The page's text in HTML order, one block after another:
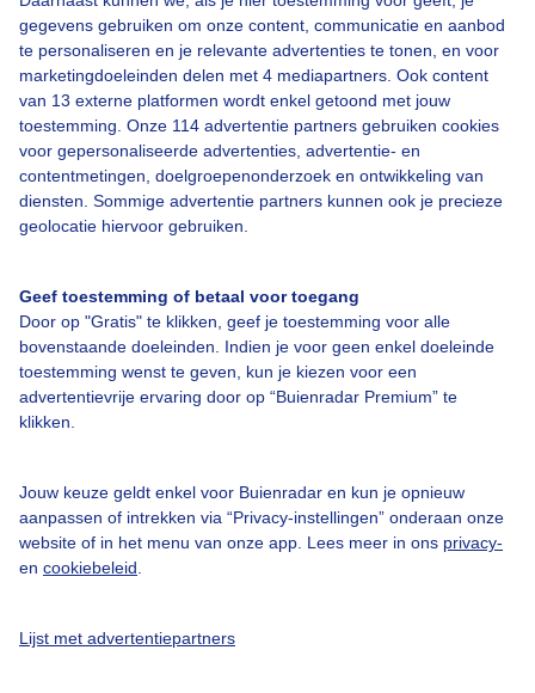
gegevens gebruiken om onze content, communicatie en aanbod
te personaliseren en je relevante advertenties te tonen, en voor
marketingdoeleinden delen met 4 mediapartners. Ook content
van 13 externe platformen wordt enkel getoond met jouw
toestemming. Onze 114 advertentie partners gebruiken cookies
voor gepersonaliseerde advertenties, advertentie- en
contentmetingen, doelgroepenonderzoek en ontwikkeling van
diensten. Sommige advertentie partners kunnen ook je precieze
geolocatie hiervoor gebruiken.
Geef toestemming of betaal voor toegang
Door op "Gratis" te klikken, geef je toestemming voor alle
bovenstaande doeleinden. Indien je voor geen enkel doeleinde
toestemming wenst te geven, kun je kiezen voor een
advertentievrije ervaring door op “Buienradar Premium” te
klikken.
Jouw keuze geldt enkel voor Buienradar en kun je opnieuw
aanpassen of intrekken via “Privacy-instellingen” onderaan onze
website of in het menu van onze app. Lees meer in ons privacy-
en cookiebeleid
Lijst met advertentiepartners
Een moment geduld aub...
Over Buienradar
Veelgestelde vragen
Contact
Toegankelijkheid
Gebruikersvoorwaarden
Buienradar Team
Privacy beleid
Privacy instellingen